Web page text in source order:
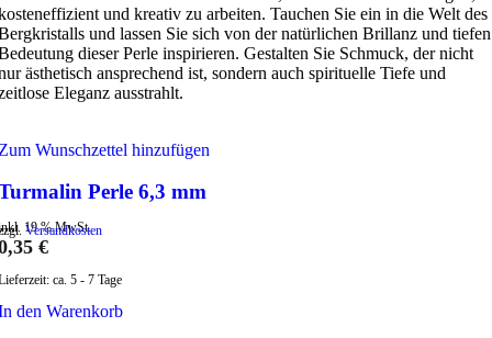
und kreativ zu arbeiten. Tauchen Sie ein in die Welt des
und lassen Sie sich von der natürlichen Brillanz und tiefen
dieser Perle inspirieren. Gestalten Sie Schmuck, der nicht
ästhetisch ansprechend ist, sondern auch spirituelle Tiefe und
Eleganz ausstrahlt.
Wunschzettel hinzufügen
Perle 6,3 mm
19 % MwSt.
Versandkosten
€
ca. 5 - 7 Tage
den Warenkorb